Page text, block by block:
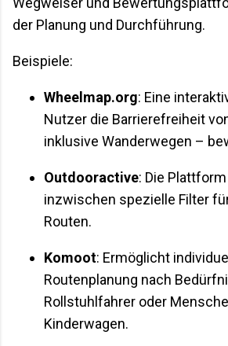
der Planung und Durchführung.
Beispiele:
Wheelmap.org: Eine
Nutzer die Barrierefreiheit
inklusive Wanderwegen –
Outdooractive: Die
inzwischen spezielle Filter
Routen.
Komoot: Ermöglicht
Routenplanung nach
Rollstuhlfahrer oder
Kinderwagen.